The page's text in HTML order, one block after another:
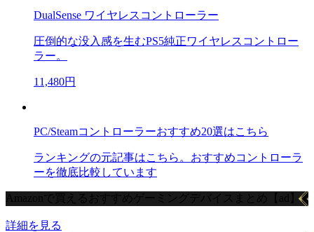
DualSense ワイヤレスコントローラー
圧倒的な没入感を生むPS5純正ワイヤレスコントロー
ラー。
11,480円
PC/Steamコントローラーおすすめ20選はこちら
ランキングの元記事はこちら。おすすめコントローラ
ーを徹底比較しています
Amazonで買えるおすすめゲーミングデバイスまとめ【ad】
詳細を見る